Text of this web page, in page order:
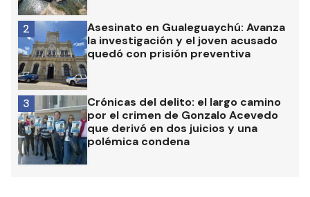
Asesinato en Gualeguaychú: Avanza
la investigación y el joven acusado
quedó con prisión preventiva
2
Crónicas del delito: el largo camino
por el crimen de Gonzalo Acevedo
que derivó en dos juicios y una
polémica condena
3